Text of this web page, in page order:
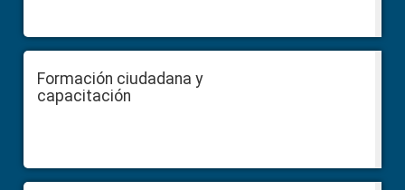
Formación ciudadana y
capacitación